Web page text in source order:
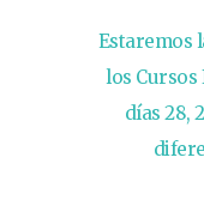
Estaremos
los
días 28,